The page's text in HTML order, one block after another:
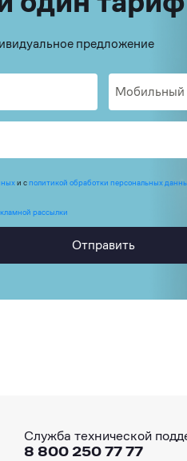
предложение
и сполитикой обработки персональных
рассылки
Отправить
Служба технической
8 800 250 77 77